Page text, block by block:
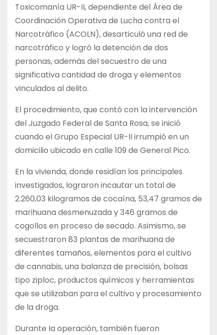
Toxicomanía UR-II, dependiente del Área de
Coordinación Operativa de Lucha contra el
Narcotráfico (ACOLN), desarticuló una red de
narcotráfico y logró la detención de dos
personas, además del secuestro de una
significativa cantidad de droga y elementos
vinculados al delito.
El procedimiento, que contó con la intervención
del Juzgado Federal de Santa Rosa, se inició
cuando el Grupo Especial UR-II irrumpió en un
domicilio ubicado en calle 109 de General Pico.
En la vivienda, donde residían los principales
investigados, lograron incautar un total de
2.260,03 kilogramos de cocaína, 53,47 gramos de
marihuana desmenuzada y 346 gramos de
cogollos en proceso de secado. Asimismo, se
secuestraron 83 plantas de marihuana de
diferentes tamaños, elementos para el cultivo
de cannabis, una balanza de precisión, bolsas
tipo ziploc, productos químicos y herramientas
que se utilizaban para el cultivo y procesamiento
de la droga.
Durante la operación, también fueron